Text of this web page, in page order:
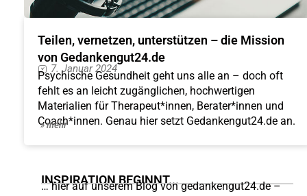
Teilen, vernetzen, unterstützen – die Mission
von Gedankengut24.de
7. Januar 2024
Psychische Gesundheit geht uns alle an – doch oft
fehlt es an leicht zugänglichen, hochwertigen
Materialien für Therapeut*innen, Berater*innen und
Coach*innen. Genau hier setzt Gedankengut24.de an.
» mehr
INSPIRATION BEGINNT...
… hier auf unserem Blog von gedankengut24.de –